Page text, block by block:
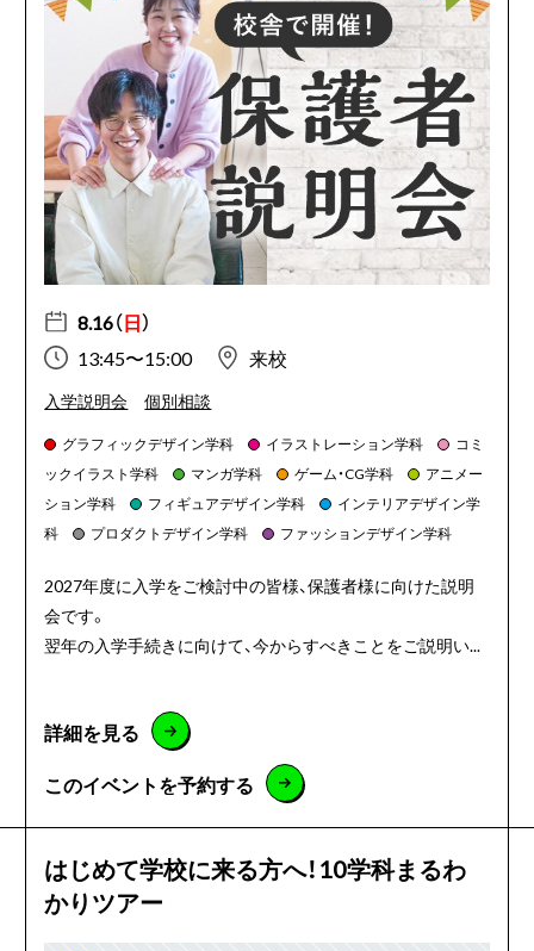
8.16（日）
13:45〜15:00
来校
入学説明会 個別相談
グラフィックデザイン学科 イラストレーション学科
コミ
ックイラスト学科
マンガ学科 ゲーム・CG学科
アニメー
ション学科
フィギュアデザイン学科
インテリアデザイン学
科
プロダクトデザイン学科 ファッションデザイン学科
2027年度に入学をご検討中の皆様、保護者様に向けた説明
会です。
翌年の入学手続きに向けて、今からすべきことをご説明い...
詳細を見る
このイベントを予約する
はじめて学校に来る方へ！10学科まるわ
かりツアー